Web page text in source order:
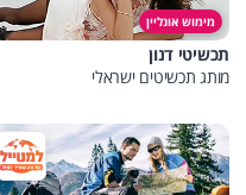
מימוש אונליין
תכשיטי דנון
מותג תכשיטים ישראלי